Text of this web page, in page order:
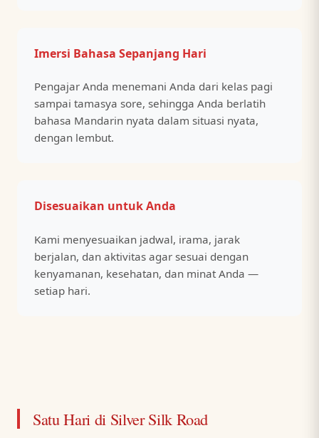
Imersi Bahasa Sepanjang Hari
Pengajar Anda menemani Anda dari kelas pagi
sampai tamasya sore, sehingga Anda berlatih
bahasa Mandarin nyata dalam situasi nyata,
dengan lembut.
Disesuaikan untuk Anda
Kami menyesuaikan jadwal, irama, jarak
berjalan, dan aktivitas agar sesuai dengan
kenyamanan, kesehatan, dan minat Anda —
setiap hari.
Satu Hari di Silver Silk Road